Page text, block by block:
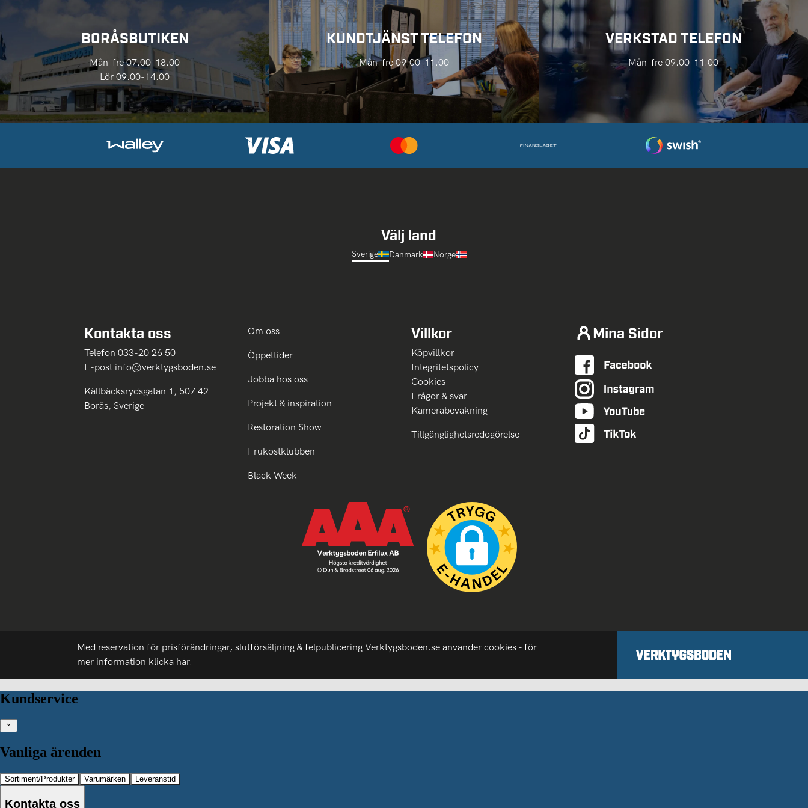
BORÅSBUTIKEN
Mån-fre 07.00-18.00
Lör 09.00-14.00
KUNDTJÄNST TELEFON
Mån-fre 09.00-11.00
VERKSTAD TELEFON
Mån-fre 09.00-11.00
Välj land
Sverige Danmark Norge
Kontakta oss
Telefon 033-20 26 50
E-post info@verktygsboden.se
Källbäcksrydsgatan 1, 507 42
Borås, Sverige
Om oss
Öppettider
Jobba hos oss
Projekt & inspiration
Restoration Show
Frukostklubben
Black Week
Villkor
Köpvillkor
Integritetspolicy
Cookies
Frågor & svar
Kamerabevakning
Tillgänglighetsredogörelse
Mina Sidor
Med reservation för prisförändringar, slutförsäljning & felpublicering Verktygsboden.se använder cookies - för
mer information klicka här.